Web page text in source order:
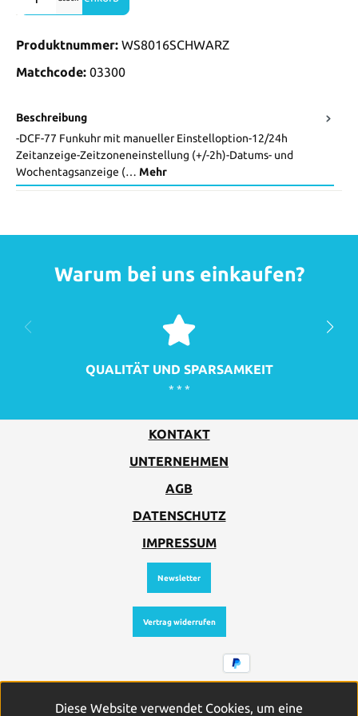
Produktnummer: WS8016SCHWARZ
Matchcode: 03300
Beschreibung
-DCF-77 Funkuhr mit manueller Einstelloption-12/24h
Zeitanzeige-Zeitzoneneinstellung (+/-2h)-Datums- und
Wochentagsanzeige (… Mehr
Warum bei uns einkaufen?
QUALITÄT UND SPARSAMKEIT
* * *
KONTAKT
UNTERNEHMEN
AGB
DATENSCHUTZ
IMPRESSUM
Newsletter
Vertrag widerrufen
Alle Preise inkl. gesetzl. Mehrwertsteuer zzgl.
Diese Website verwendet Cookies, um eine